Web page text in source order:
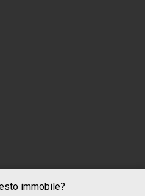
immobile?